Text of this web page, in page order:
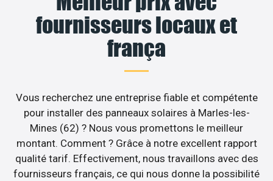
fournisseurs locaux et
frança
Vous recherchez une entreprise fiable et compétente
pour installer des panneaux solaires à Marles-les-
Mines (62) ? Nous vous promettons le meilleur
montant. Comment ? Grâce à notre excellent rapport
qualité tarif. Effectivement, nous travaillons avec des
fournisseurs français, ce qui nous donne la possibilité